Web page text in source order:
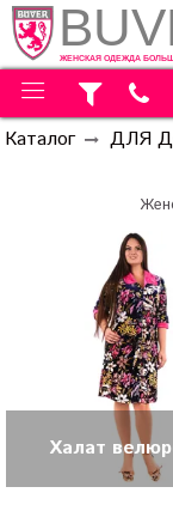
ЖЕНСКАЯ ОДЕЖДА
Каталог ДЛЯ
Халат